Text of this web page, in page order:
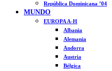
República Dominicana ’04
MUNDO
EUROPA A-H
Albania
Alemania
Andorra
Austria
Bélgica